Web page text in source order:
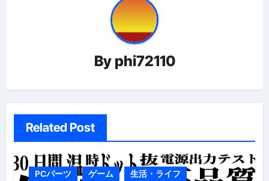
ン
By phi72110
Related Post
PCパーツ ゲーム 生活・ライフ